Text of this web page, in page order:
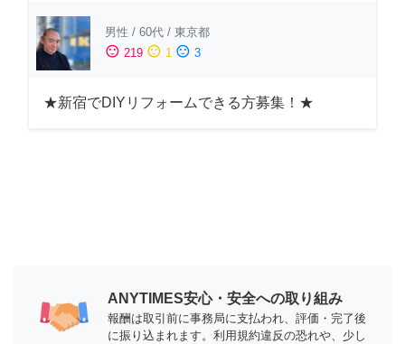
男性 / 60代 / 東京都
sentiment_satisfied 219 sentiment_neutral 1 sentiment_dissatisfied 3
★新宿でDIYリフォームできる方募集！★
ANYTIMES安心・安全への取り組み
報酬は取引前に事務局に支払われ、評価・完了後
に振り込まれます。利用規約違反の恐れや、少し